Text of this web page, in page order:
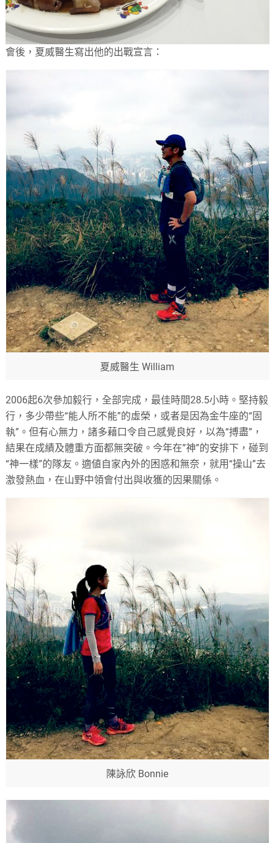
會後，夏威醫生寫出他的出戰宣言：
夏威醫生 William
2006起6次參加毅行，全部完成，最佳時間28.5小時。堅持毅
行，多少帶些“能人所不能”的虛榮，或者是因為金牛座的“固
執”。但有心無力，諸多藉口令自己感覺良好，以為“搏盡”，
結果在成績及體重方面都無突破。今年在”神”的安排下，碰到
“神一樣”的隊友。適値自家內外的困惑和無奈，就用“操山”去
激發熱血，在山野中領會付出與收獲的因果關係。
陳詠欣 Bonnie